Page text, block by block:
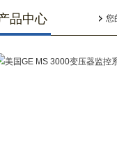
品中心 您